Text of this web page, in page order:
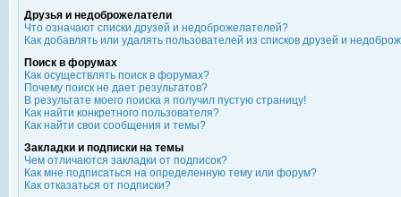
Друзья и недоброжелатели
Что означают списки друзей и недоброжелателей?
Как добавлять или удалять пользователей из списков друзей и
Поиск в форумах
Как осуществлять поиск в форумах?
Почему поиск не дает результатов?
В результате моего поиска я получил пустую страницу!
Как найти конкретного пользователя?
Как найти свои сообщения и темы?
Закладки и подписки на темы
Чем отличаются закладки от подписок?
Как мне подписаться на определенную тему или форум?
Как отказаться от подписки?